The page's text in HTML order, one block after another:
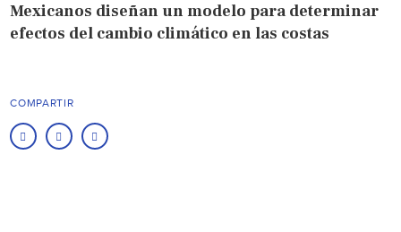
Mexicanos diseñan un modelo para determinar
efectos del cambio climático en las costas
COMPARTIR